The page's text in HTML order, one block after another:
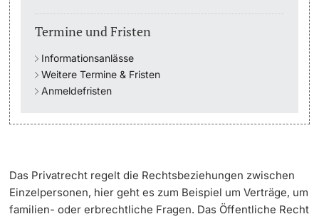
Studienfinanzierung
Berufseinstieg & Laufbahnberatung
Soziales & Gesundheit
Inklusive Universität
Koordinationsstelle für Geflüchtete
Termine und Fristen
Informationsanlässe
Weitere Termine & Fristen
Anmeldefristen
Das Privatrecht regelt die Rechtsbeziehungen zwischen
Einzelpersonen, hier geht es zum Beispiel um Verträge, um
familien- oder erbrechtliche Fragen. Das Öffentliche Recht